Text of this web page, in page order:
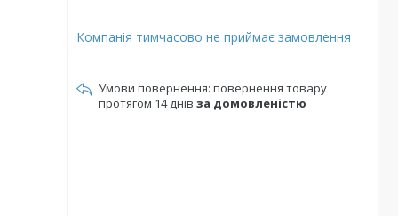
Компанія тимчасово не приймає замовлення
повернення товару
протягом 14 днів за домовленістю